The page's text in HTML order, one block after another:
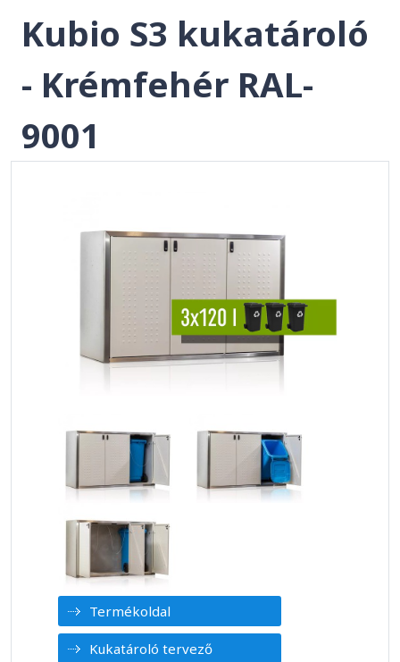
Kubio S3 kukatároló
- Krémfehér RAL-
9001
Termékoldal
Kukatároló tervező